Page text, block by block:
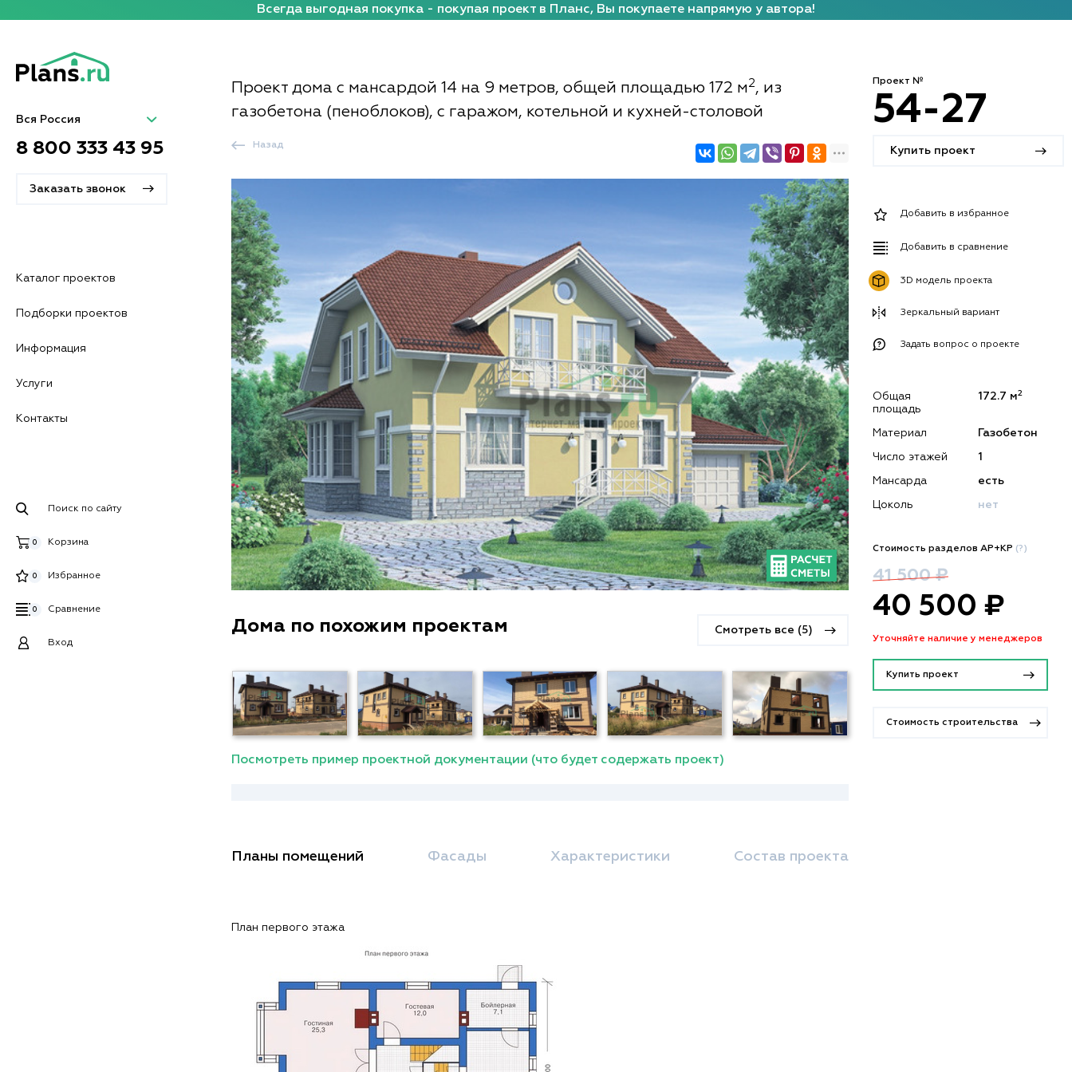
Всегда выгодная покупка - покупая проект в Планс, Вы покупаете напрямую у автора!
Вся Россия
8 800 333 43 95
Заказать звонок
Каталог проектов
Подборки проектов
Информация
Услуги
Контакты
Поиск по сайту
Корзина
0
Избранное
0
Сравнение
0
Вход
Проект дома с мансардой 14 на 9 метров, общей площадью 172 м2, из
газобетона (пеноблоков), с гаражом, котельной и кухней-столовой
Назад
Дома по похожим проектам Смотреть все (5)
Посмотреть пример проектной документации (что будет содержать проект)
Планы помещений Фасады Характеристики Состав проекта
План первого этажа
Проект №
54-27
Купить проект
Добавить в избранное
Добавить в сравнение
3D модель проекта
Зеркальный вариант
Задать вопрос о проекте
Общая
площадь
172.7 м2
Материал Газобетон
Число этажей 1
Мансарда есть
Цоколь нет
Стоимость разделов АР+КР (?)
41 500 ₽
40 500 ₽
Уточняйте наличие у менеджеров
Купить проект
Стоимость строительства